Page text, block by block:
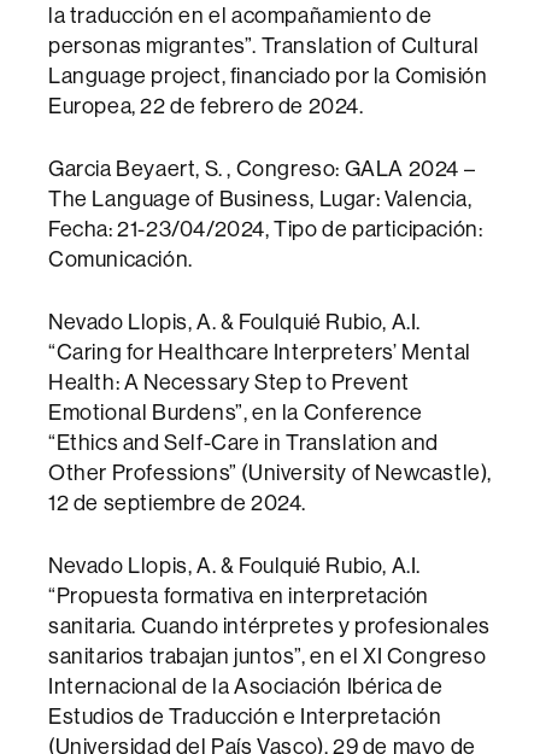
la traducción en el acompañamiento de
personas migrantes”. Translation of Cultural
Language project, financiado por la Comisión
Europea, 22 de febrero de 2024.
Garcia Beyaert, S. , Congreso: GALA 2024 –
The Language of Business, Lugar: Valencia,
Fecha: 21-23/04/2024, Tipo de participación:
Comunicación.
Nevado Llopis, A. & Foulquié Rubio, A.I.
“Caring for Healthcare Interpreters’ Mental
Health: A Necessary Step to Prevent
Emotional Burdens”, en la Conference
“Ethics and Self-Care in Translation and
Other Professions” (University of Newcastle),
12 de septiembre de 2024.
Nevado Llopis, A. & Foulquié Rubio, A.I.
“Propuesta formativa en interpretación
sanitaria. Cuando intérpretes y profesionales
sanitarios trabajan juntos”, en el XI Congreso
Internacional de la Asociación Ibérica de
Estudios de Traducción e Interpretación
(Universidad del País Vasco), 29 de mayo de